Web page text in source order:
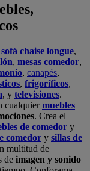
sofá chaise longue,
, mesas comedor,
, canapés,
, frigoríficos,
, y televisiones.
cualquiermuebles
. Crea el
de comedor y
comedor y sillas de
multitud de
de imagen y sonido